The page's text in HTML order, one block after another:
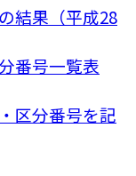
結果（平成28
番号一覧表
区分番号を記